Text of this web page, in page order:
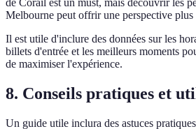
de Corail est un must, mais découvrir les
Melbourne peut offrir une perspective plus
Il est utile d'inclure des données sur les
billets d'entrée et les meilleurs moments
de maximiser l'expérience.
8. Conseils pratiques et
Un guide utile inclura des astuces